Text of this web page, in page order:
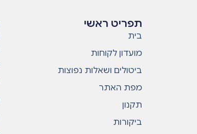
תפריט ראשי
בית
מועדון לקוחות
ביטולים ושאלות נפוצות
מפת האתר
תקנון
ביקורות